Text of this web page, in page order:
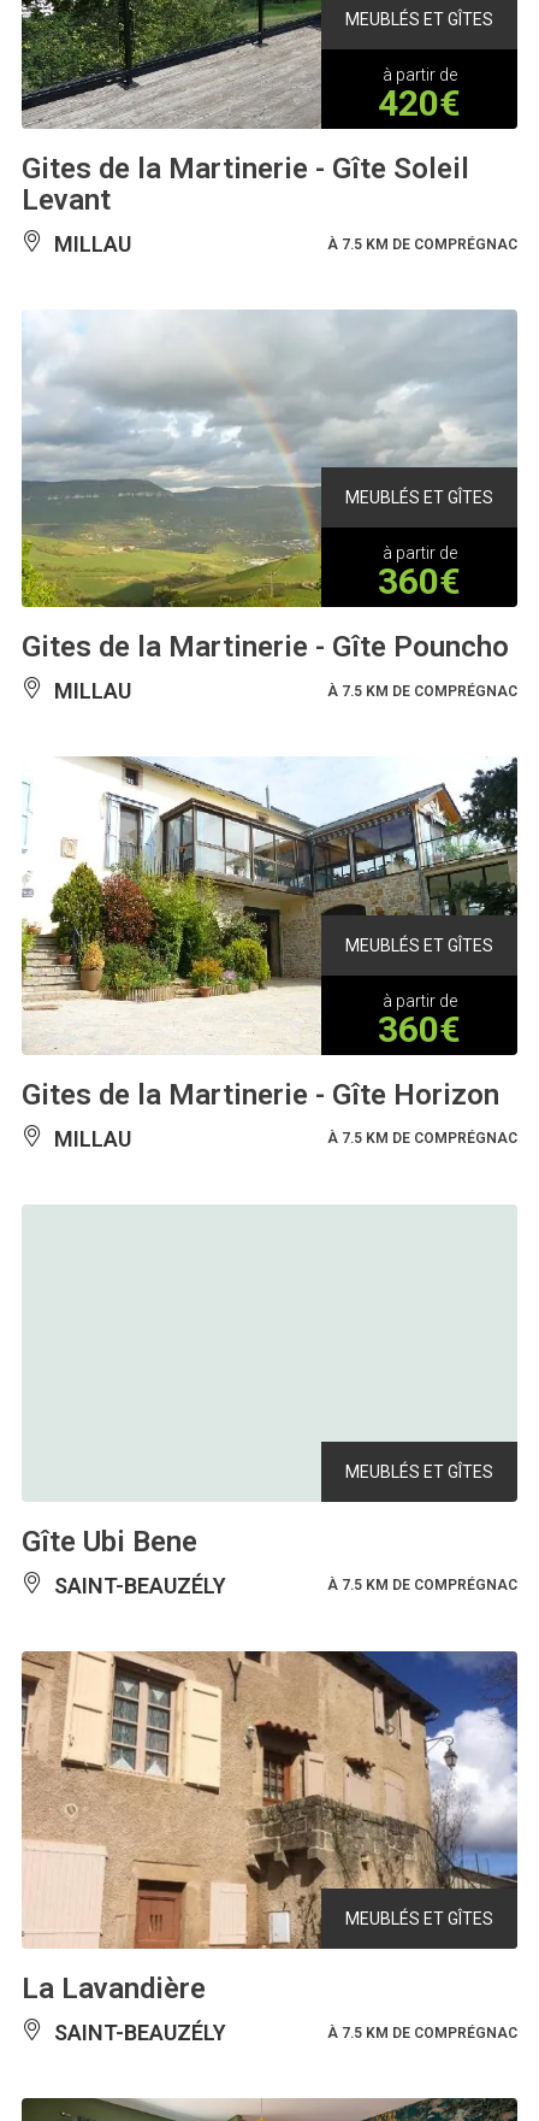
MEUBLÉS ET GÎTES
à partir de
420€
Gites de la Martinerie - Gîte Soleil
Levant
MILLAU À 7.5 KM DE COMPRÉGNAC
MEUBLÉS ET GÎTES
à partir de
360€
Gites de la Martinerie - Gîte Pouncho
MILLAU À 7.5 KM DE COMPRÉGNAC
MEUBLÉS ET GÎTES
à partir de
360€
Gites de la Martinerie - Gîte Horizon
MILLAU À 7.5 KM DE COMPRÉGNAC
MEUBLÉS ET GÎTES
Gîte Ubi Bene
SAINT-BEAUZÉLY À 7.5 KM DE COMPRÉGNAC
MEUBLÉS ET GÎTES
La Lavandière
SAINT-BEAUZÉLY À 7.5 KM DE COMPRÉGNAC